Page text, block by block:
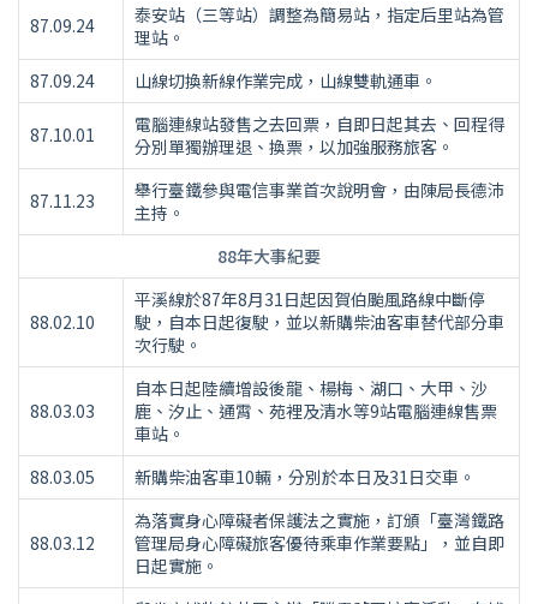
87.09.24
泰安站（三等站）調整為簡易站，指定后里站為管
理站。
87.09.24
山線切換新線作業完成，山線雙軌通車。
87.10.01
電腦連線站發售之去回票，自即日起其去、回程得
分別單獨辦理退、換票，以加強服務旅客。
87.11.23
舉行臺鐵參與電信事業首次說明會，由陳局長德沛
主持。
88年大事紀要
88.02.10
平溪線於87年8月31日起因賀伯颱風路線中斷停
駛，自本日起復駛，並以新購柴油客車替代部分車
次行駛。
88.03.03
自本日起陸續增設後龍、楊梅、湖口、大甲、沙
鹿、汐止、通霄、苑裡及清水等9站電腦連線售票
車站。
88.03.05
新購柴油客車10輛，分別於本日及31日交車。
88.03.12
為落實身心障礙者保護法之實施，訂頒「臺灣鐵路
管理局身心障礙旅客優待乘車作業要點」，並自即
日起實施。